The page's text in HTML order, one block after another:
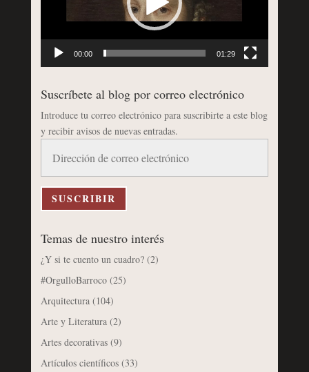
00:00 01:29
Suscríbete al blog por correo electrónico
Introduce tu correo electrónico para suscribirte a este blog
y recibir avisos de nuevas entradas.
correo
electrónico
SUSCRIBIR
Temas de nuestro interés
¿Y si te cuento un cuadro?(2)
#OrgulloBarroco(25)
Arquitectura(104)
Arte y Literatura(2)
Artes decorativas(9)
Artículos científicos(33)